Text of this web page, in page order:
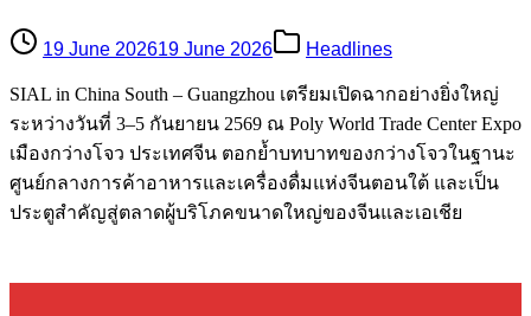
19 June 202619 June 2026 Headlines
SIAL in China South – Guangzhou เตรียมเปิดฉากอย่างยิ่งใหญ่
ระหว่างวันที่ 3–5 กันยายน 2569 ณ Poly World Trade Center Expo
เมืองกว่างโจว ประเทศจีน ตอกย้ำบทบาทของกว่างโจวในฐานะ
ศูนย์กลางการค้าอาหารและเครื่องดื่มแห่งจีนตอนใต้ และเป็น
ประตูสำคัญสู่ตลาดผู้บริโภคขนาดใหญ่ของจีนและเอเชีย